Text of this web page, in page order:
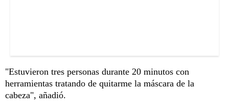
"Estuvieron tres personas durante 20 minutos con
herramientas tratando de quitarme la máscara de la
cabeza", añadió.